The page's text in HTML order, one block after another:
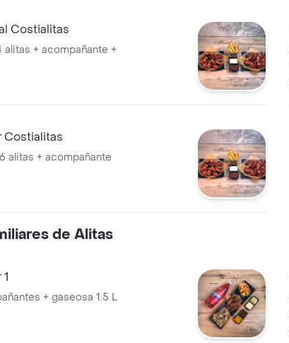
Costialitas
+ acompañante +
Costialitas
alitas + acompañante
de Alitas